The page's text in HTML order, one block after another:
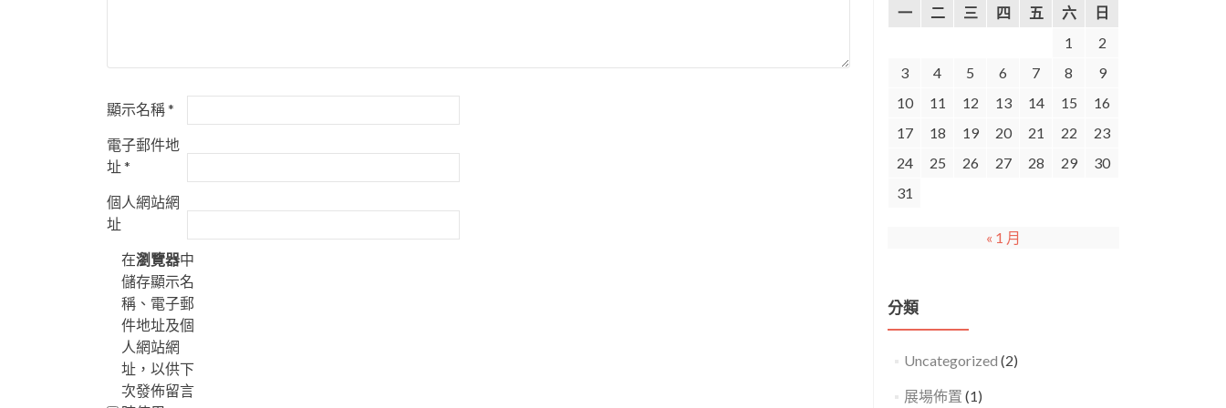
顯示名稱*
電子郵件地
址*
個人網站網
址
在瀏覽器中
儲存顯示名
稱、電子郵
件地址及個
人網站網
址，以供下
次發佈留言
一 二 三 四 五 六
日
1
2
3
4 5 6 7 8
9
10
11 12 13 14 15
16
17
18 19 20 21 22
23
24
25 26 27 28 29
30
31
« 1 月
分類
Uncategorized (2)
展場佈置 (1)